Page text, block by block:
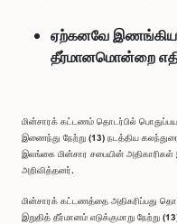
ஏற்கனவே
தீர்மானமொன்றை
மின்சாரக் கட்டணம் தொடர்பில்
இணைந்து நேற்று (13) நடத்திய
இலங்கை மின்சார சபையின் அதிகாரிகள்
அறிவித்தனர்.
மின்சாரக் கட்டணத்தை அதிகரிப்பது
இறுதித் தீர்மானம் எடுக்குமாறு நேற்று